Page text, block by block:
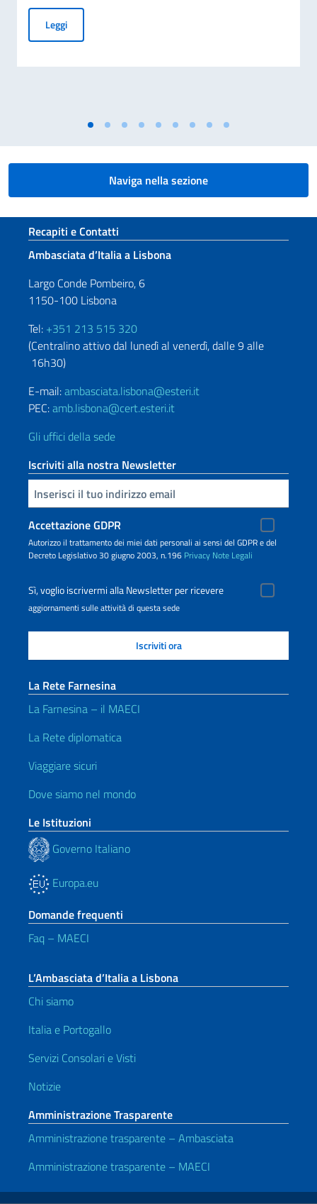
LeggiCessazione della validità della carta d’identità cartacea
Naviga nella sezione
Sezione footer
Recapiti e Contatti
Ambasciata d’Italia a Lisbona
Largo Conde Pombeiro, 6
1150-100 Lisbona
Tel: +351 213 515 320
(Centralino attivo dal lunedì al venerdì, dalle 9 alle
16h30)
E-mail:ambasciata.lisbona@esteri.it
PEC:amb.lisbona@cert.esteri.it
Gli uffici della sede
Iscriviti alla nostra Newsletter
Inserisci la tua email
Accettazione GDPR
Autorizzo il trattamento dei miei dati personali ai sensi del GDPR e del
Decreto Legislativo 30 giugno 2003, n.196 Privacy Note Legali
Sì, voglio iscrivermi alla Newsletter per ricevere
aggiornamenti sulle attività di questa sede
La Rete Farnesina
La Farnesina – il MAECI
La Rete diplomatica
Viaggiare sicuri
Dove siamo nel mondo
Le Istituzioni
Governo Italiano
Europa.eu
Domande frequenti
Faq – MAECI
L’Ambasciata d’Italia a Lisbona
Chi siamo
Italia e Portogallo
Servizi Consolari e Visti
Notizie
Amministrazione Trasparente
Amministrazione trasparente – Ambasciata
Amministrazione trasparente – MAECI